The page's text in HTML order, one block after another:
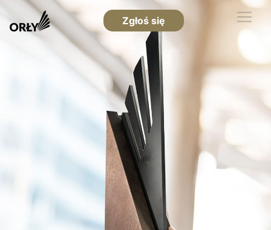
Zgłoś się